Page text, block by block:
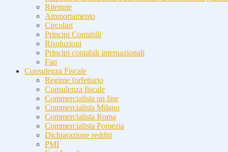
Ritenute
Ammortamento
Circolari
Principi Contabili
Risoluzioni
Principi contabili internazionali
Faq
Consulenza Fiscale
Regime forfettario
Consulenza fiscale
Commercialista on line
Commercialista Milano
Commercialista Roma
Commercialista Pomezia
Dichiarazione redditi
PMI